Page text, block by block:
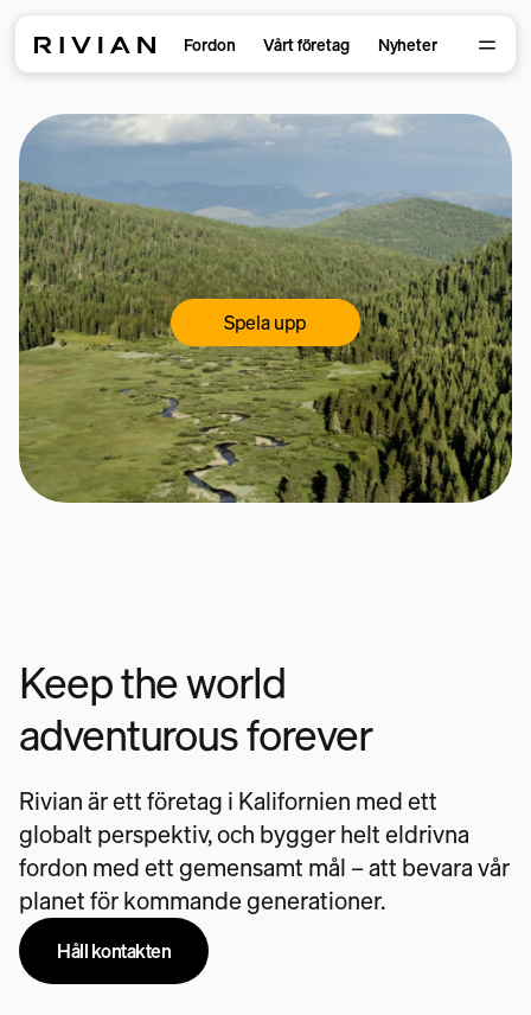
Fordon Vårt företag Nyheter
Spela upp
Keep the world
adventurous forever
Rivian är ett företag i Kalifornien med ett
globalt perspektiv, och bygger helt eldrivna
fordon med ett gemensamt mål – att bevara vår
planet för kommande generationer.
Håll kontakten